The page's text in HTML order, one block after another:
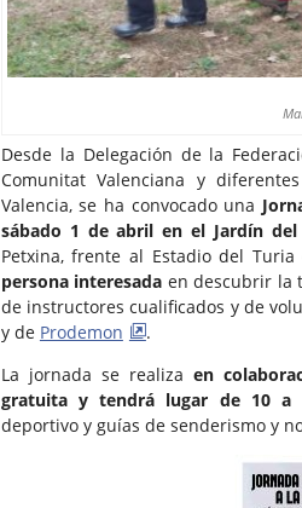
Desde la Delegación de la
Comunitat Valenciana y
Valencia, se ha convocado una
sábado 1 de abril en el Jardín del
Petxina, frente al Estadio del
persona interesada en descubrir la
de instructores cualificados y de
y de Prodemon
.
La jornada se realiza en
gratuita y tendrá lugar de 10 a
deportivo y guías de senderismo y